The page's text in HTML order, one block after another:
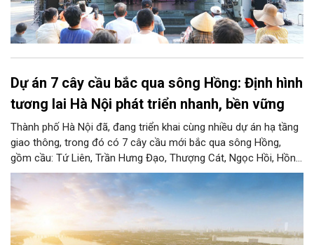
Dự án 7 cây cầu bắc qua sông Hồng: Định hình
tương lai Hà Nội phát triển nhanh, bền vững
Thành phố Hà Nội đã, đang triển khai cùng nhiều dự án hạ tầng
giao thông, trong đó có 7 cây cầu mới bắc qua sông Hồng,
gồm cầu: Tứ Liên, Trần Hưng Đạo, Thượng Cát, Ngọc Hồi, Hồng
Hà, Mễ Sở và Vân Phúc. 7 cây cầu này vừa giải bài toán hạ tầng
giao thông Thủ đô, vừa thể hiện tầm nhìn chiến lược và cuộc
cách mạng không gian để định hình tương lai phát triển bền
vững Thủ đô trong kỷ nguyên mới.